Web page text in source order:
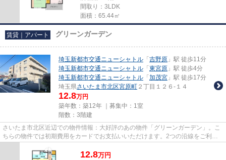
間取り：3LDK
面積：65.44㎡
賃貸｜アパート グリーンガーデン
埼玉新都市交通ニューシャトル 「 吉野原 」駅 徒歩11分
埼玉新都市交通ニューシャトル 「 東宮原 」駅 徒歩4分
埼玉新都市交通ニューシャトル 「 加茂宮 」駅 徒歩17分
埼玉県さいたま市北区宮原町 ２丁目１２６-１４
12.8万円
築年数：築12年 ｜募集中： 1室
階数：3階建
さいたま市北区近辺での物件情報：大好評のあの物件「グリーンガーデン」。こ
ちらの物件では初期費用をカードでお支払いいただけます。2つの沿線をご利用
12.8万円